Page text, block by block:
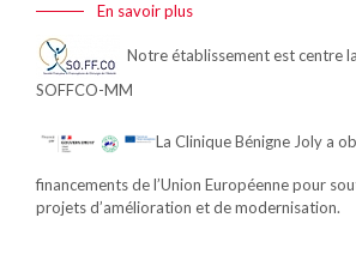
En savoir plus
Notre établissement est centre
SOFFCO-MM
La Clinique Bénigne Joly a
financements de l’Union Européenne pour
projets d’amélioration et de modernisation.